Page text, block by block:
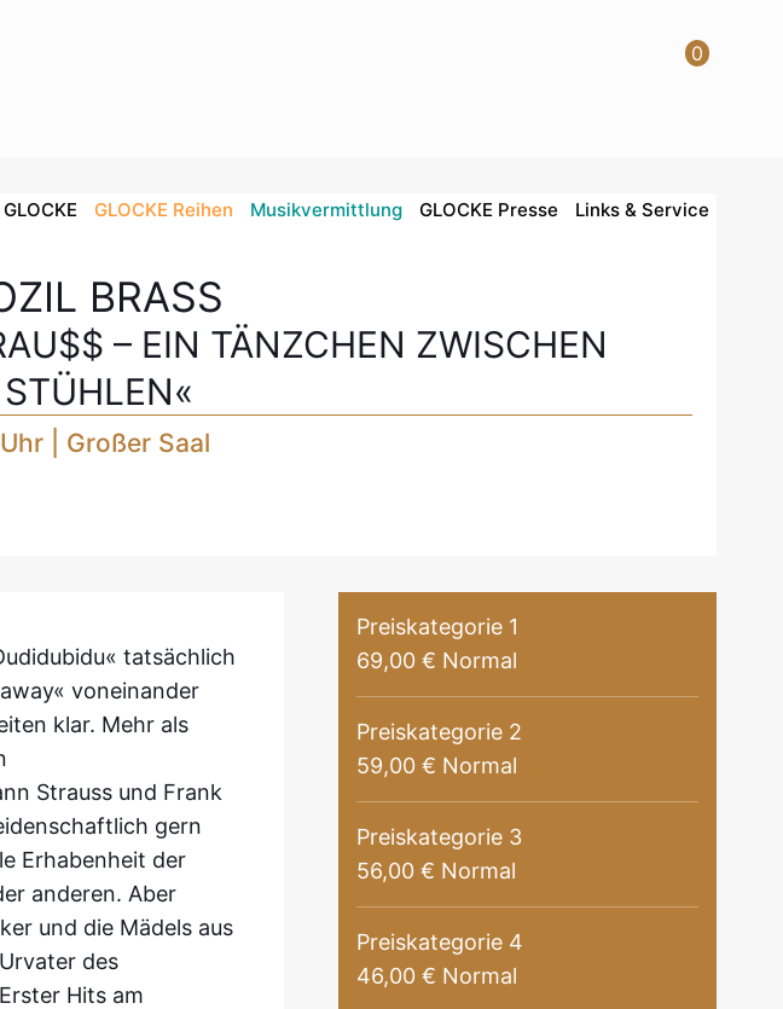
0
GLOCKE Reihen Musikvermittlung GLOCKE Presse Links & Service
BRASS
– EIN TÄNZCHEN ZWISCHEN
| Großer Saal
tatsächlich
voneinander
klar. Mehr als
Strauss und Frank
gern
Erhabenheit der
anderen. Aber
und die Mädels aus
des
Hits am
Preiskategorie 1
69,00 € Normal
Preiskategorie 2
59,00 € Normal
Preiskategorie 3
56,00 € Normal
Preiskategorie 4
46,00 € Normal